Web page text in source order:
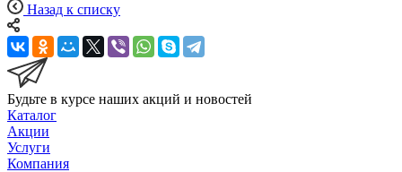
Назад к списку
Будьте в курсе наших акций и новостей
Каталог
Акции
Услуги
Компания